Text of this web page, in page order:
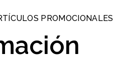
PROMOCIONALES